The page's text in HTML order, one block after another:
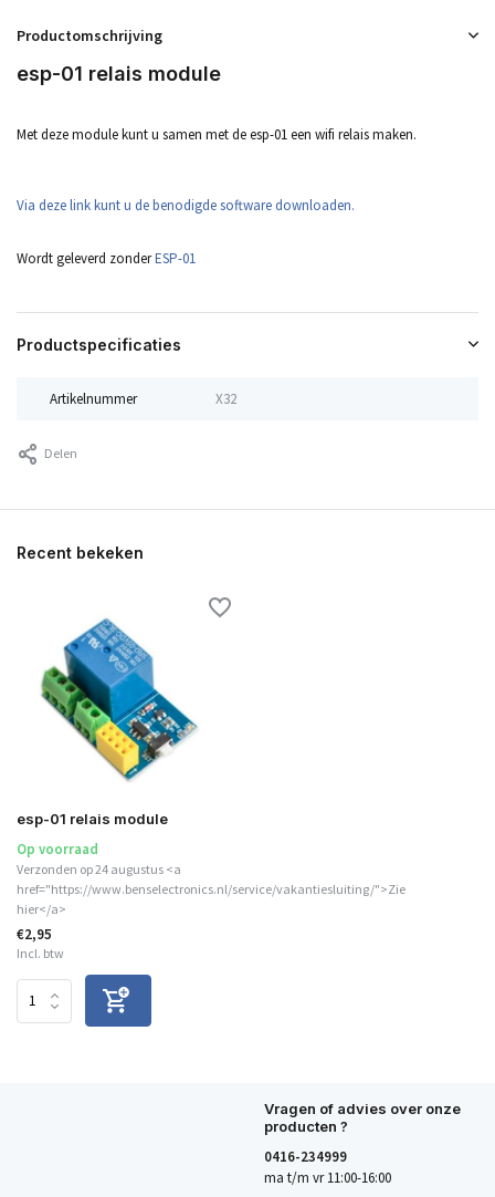
Productomschrijving
esp-01 relais module
Met deze module kunt u samen met de esp-01 een wifi relais maken.
Via deze link kunt u de benodigde software downloaden.
Wordt geleverd zonderESP-01
Productspecificaties
Artikelnummer X32
Delen
Recent bekeken
esp-01 relais module
Op voorraad
Verzonden op 24 augustus <a
href="https://www.benselectronics.nl/service/vakantiesluiting/">Zie
hier</a>
€2,95
Incl. btw
Vragen of advies over onze
producten ?
0416-234999
ma t/m vr 11:00-16:00